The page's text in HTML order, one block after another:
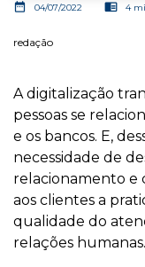
date_range 04/07/2022 chrome_reader_mode 4
redação
A digitalização
pessoas se
e os bancos. E,
necessidade de
relacionamento e
aos clientes a
qualidade do
relações humanas.